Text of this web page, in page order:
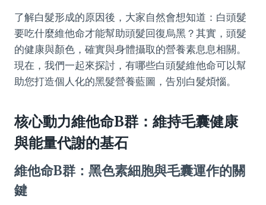
了解白髮形成的原因後，大家自然會想知道：白頭髮
要吃什麼維他命才能幫助頭髮回復烏黑？其實，頭髮
的健康與顏色，確實與身體攝取的營養素息息相關。
現在，我們一起來探討，有哪些白頭髮維他命可以幫
助您打造個人化的黑髮營養藍圖，告別白髮煩惱。
核心動力維他命B群：維持毛囊健康
與能量代謝的基石
維他命B群：黑色素細胞與毛囊運作的關
鍵